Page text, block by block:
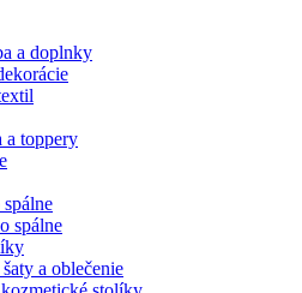
a doplnky
a toppery
spálne
a oblečenie